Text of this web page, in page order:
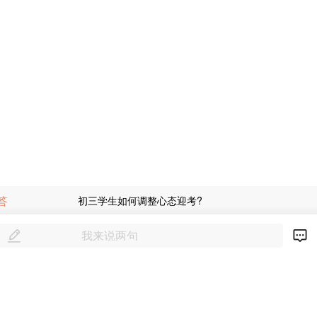
初三学生如何调整心态迎考?